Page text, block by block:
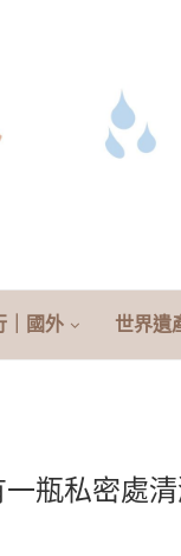
｜國外 世界遺
瓶私密處